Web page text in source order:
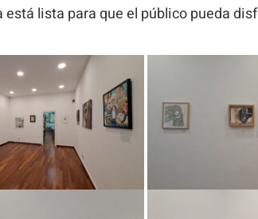
está lista para que el público pueda